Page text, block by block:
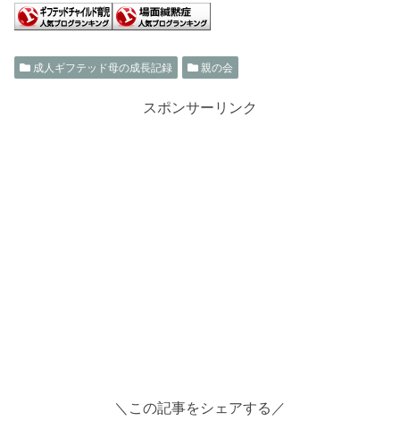
成人ギフテッド母の成長記録 親の会
スポンサーリンク
＼この記事をシェアする／